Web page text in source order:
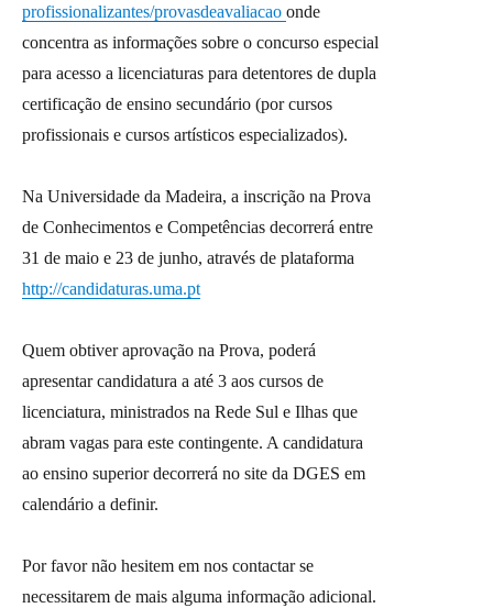
profissionalizantes/provasdeavaliacao onde
concentra as informações sobre o concurso especial
para acesso a licenciaturas para detentores de dupla
certificação de ensino secundário (por cursos
profissionais e cursos artísticos especializados).
Na Universidade da Madeira, a inscrição na Prova
de Conhecimentos e Competências decorrerá entre
31 de maio e 23 de junho, através de plataforma
http://candidaturas.uma.pt
Quem obtiver aprovação na Prova, poderá
apresentar candidatura a até 3 aos cursos de
licenciatura, ministrados na Rede Sul e Ilhas que
abram vagas para este contingente. A candidatura
ao ensino superior decorrerá no site da DGES em
calendário a definir.
Por favor não hesitem em nos contactar se
necessitarem de mais alguma informação adicional.